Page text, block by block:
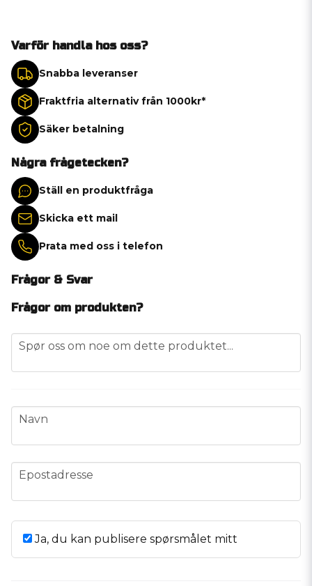
Varför handla hos oss?
Snabba leveranser
Fraktfria alternativ från 1000kr*
Säker betalning
Några frågetecken?
Ställ en produktfråga
Skicka ett mail
Prata med oss i telefon
Frågor & Svar
Frågor om produkten?
question
Spør oss om noe om dette produktet...
name
Navn
email
Epostadresse
Ja, du kan publisere spørsmålet mitt